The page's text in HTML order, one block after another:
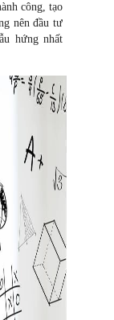
công, tạo
nên đầu tư
hứng nhất